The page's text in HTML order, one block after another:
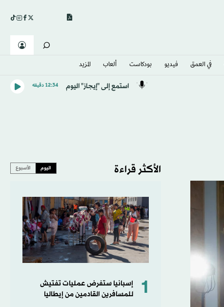
في العمق فيديو بودكاست ألعاب المزيد
استمع إلى "إيجاز" اليوم 12:34 دقيقه
الأكثر قراءة اليوم الأسبوع
1
إسبانيا ستفرض عمليات تفتيش
للمسافرين القادمين من إيطاليا